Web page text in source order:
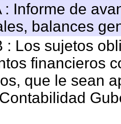
: Informe de
balances
: Los sujetos
financieros
que le sean